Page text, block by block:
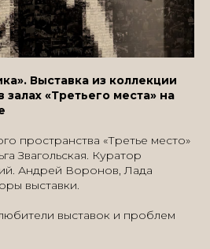
Выставка из коллекции
«Третьего места» на
пространства «Третье место»
Звагольская. Куратор
Андрей Воронов, Лада
выставки.
выставок и проблем